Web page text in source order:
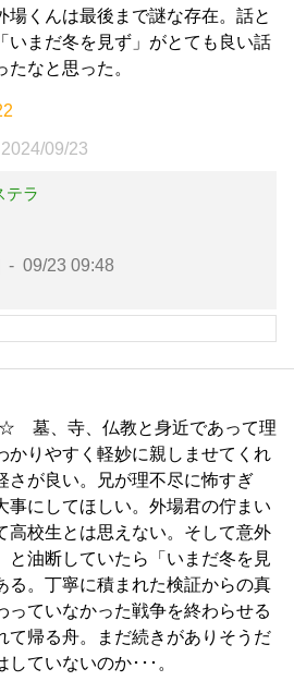
場くんは最後まで謎な存在。話と
いまだ冬を見ず」がとても良い話
たなと思った。
2024/09/23
テラ
09/23 09:48
、寺、仏教と身近であって理
かりやすく軽妙に親しませてくれ
さが良い。兄が理不尽に怖すぎ
事にしてほしい。外場君の佇まい
高校生とは思えない。そして意外
と油断していたら「いまだ冬を見
る。丁寧に積まれた検証からの真
っていなかった戦争を終わらせる
て帰る舟。まだ続きがありそうだ
ていないのか･･･。